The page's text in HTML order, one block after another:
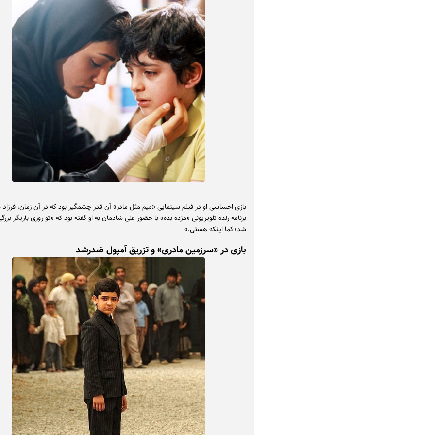
بازی احساسی او در فیلم سینمایی «میم مثل مادر» آن قدر چشمگیر بود که در آن زمان،
برنامه زنده تلویزیونی «مژده بده» با حضور علی شادمان به او گفته بود که «تو روزی بازیگر
شد؛ کما اینکه هستی.»
بازی در «سرزمین مادری» و تزریق آمپول ضدرشد